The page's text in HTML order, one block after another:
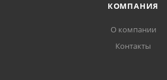
КОМПАНИЯ
О компании
Контакты